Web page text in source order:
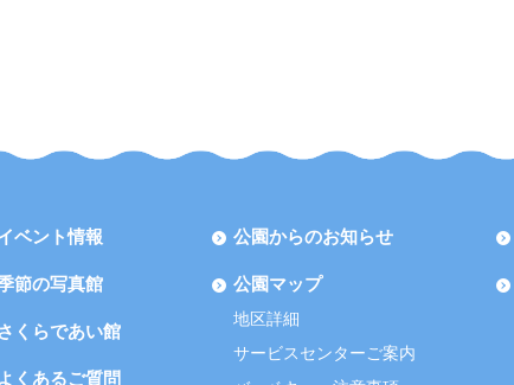
ベント情報
節の写真館
さくらであい館
よくあるご質問
公園からのお知らせ
公園マップ
地区詳細
サービスセンターご案内